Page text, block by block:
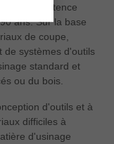
compétence
ans. Sur la base
de coupe,
de systèmes d'outils
standard et
ou du bois.
d'outils et à
difficiles à
d'usinage